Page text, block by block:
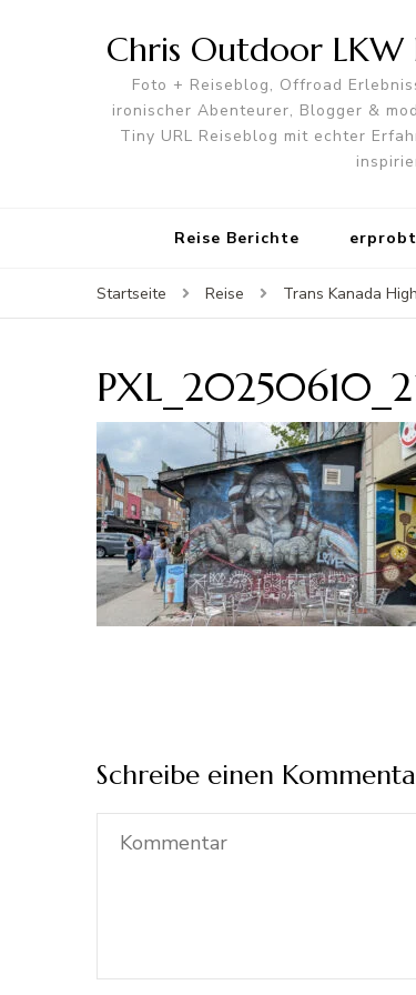
Chris Outdoor
Foto + Reiseblog, Offroad
ironischer Abenteurer, Blogger &
Tiny URL Reiseblog mit echter
Reise Berichte
Startseite Reise Trans Kanada
Schreibe einen